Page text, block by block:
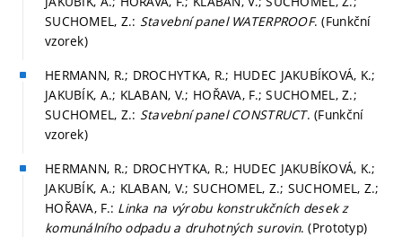
SUCHOMEL, Z.: Stavební panel WATERPROOF. (Funkční
vzorek)
HERMANN, R.; DROCHYTKA, R.; HUDEC JAKUBÍKOVÁ, K.;
JAKUBÍK, A.; KLABAN, V.; HOŘAVA, F.; SUCHOMEL, Z.;
SUCHOMEL, Z.: Stavební panel CONSTRUCT. (Funkční
vzorek)
HERMANN, R.; DROCHYTKA, R.; HUDEC JAKUBÍKOVÁ, K.;
JAKUBÍK, A.; KLABAN, V.; SUCHOMEL, Z.; SUCHOMEL, Z.;
HOŘAVA, F.: Linka na výrobu konstrukčních desek z
komunálního odpadu a druhotných surovin. (Prototyp)